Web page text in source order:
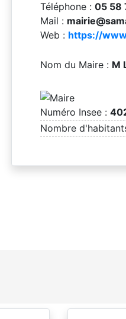
Téléphone : 05 58
Mail :
Web : https://
Nom du Maire : M
Numéro Insee :
Nombre